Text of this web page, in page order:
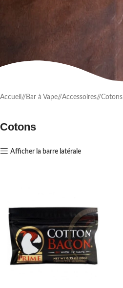
Accueil / Bar à Vape/ Accessoires/ Cotons
Cotons
Afficher la barre latérale